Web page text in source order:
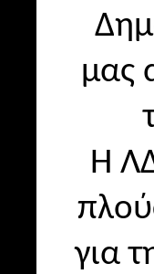
μας
Η
για